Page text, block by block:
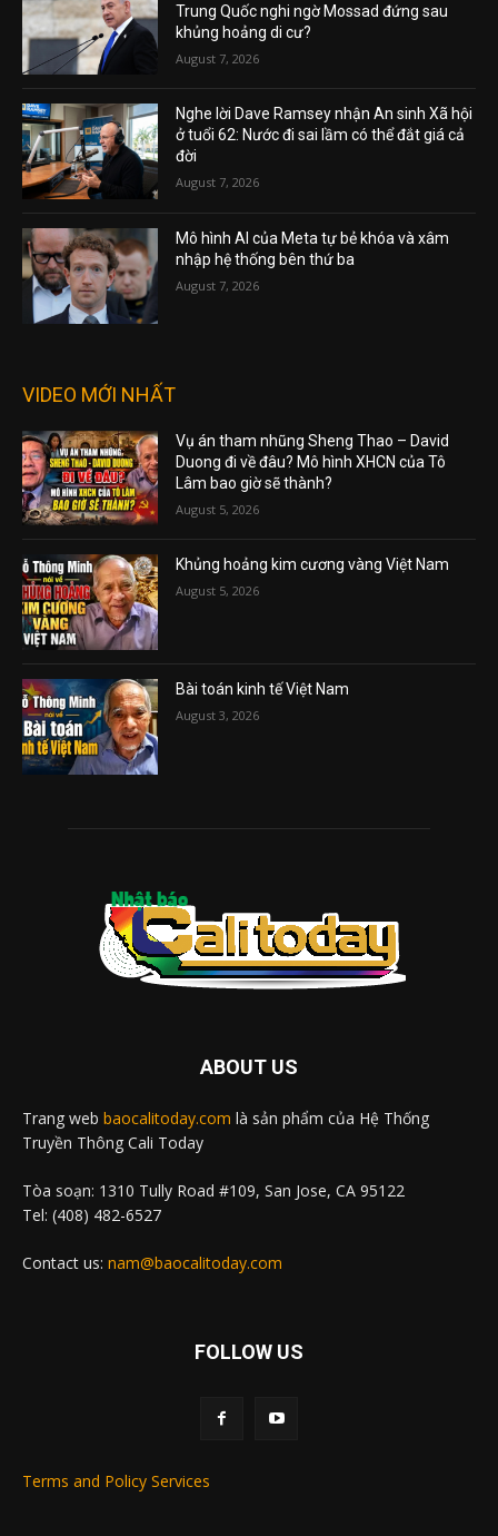
Trung Quốc nghi ngờ Mossad đứng sau
khủng hoảng di cư?
August 7, 2026
Nghe lời Dave Ramsey nhận An sinh Xã hội
ở tuổi 62: Nước đi sai lầm có thể đắt giá cả
đời
August 7, 2026
Mô hình AI của Meta tự bẻ khóa và xâm
nhập hệ thống bên thứ ba
August 7, 2026
VIDEO MỚI NHẤT
Vụ án tham nhũng Sheng Thao – David
Duong đi về đâu? Mô hình XHCN của Tô
Lâm bao giờ sẽ thành?
August 5, 2026
Khủng hoảng kim cương vàng Việt Nam
August 5, 2026
Bài toán kinh tế Việt Nam
August 3, 2026
ABOUT US
Trang web baocalitoday.com là sản phẩm của Hệ Thống
Truyền Thông Cali Today
Tòa soạn: 1310 Tully Road #109, San Jose, CA 95122
Tel: (408) 482-6527
Contact us: nam@baocalitoday.com
FOLLOW US
Terms and Policy Services